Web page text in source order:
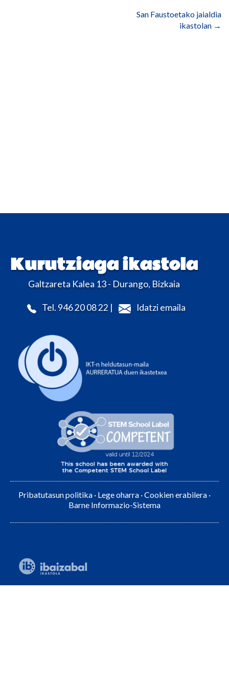
San Faustoetako jaialdia
ikastolan →
Kurutziaga ikastola
Galtzareta Kalea 13 - Durango, Bizkaia
Tel. 946 20 08 22 | Idatzi emaila
Pribatutasun politika · Lege oharra ·Cookien erabilera ·
Barne Informazio-Sistema